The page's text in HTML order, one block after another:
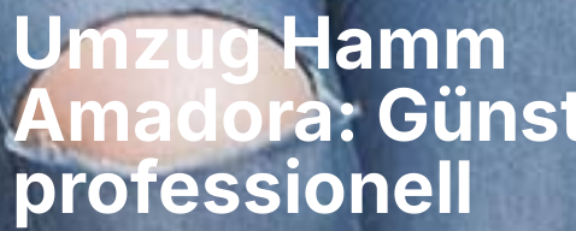
Umzug Hamm​
Amadora:
professionell​